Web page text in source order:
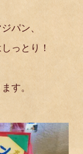
パン、
っとり！
す。